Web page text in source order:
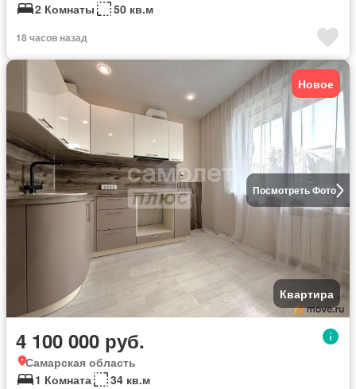
2 Комнаты
50 кв.м
18 часов назад
Посмотреть Фото
Новое
Квартира
4 100 000 руб.
Самарская область
1 Комната
34 кв.м